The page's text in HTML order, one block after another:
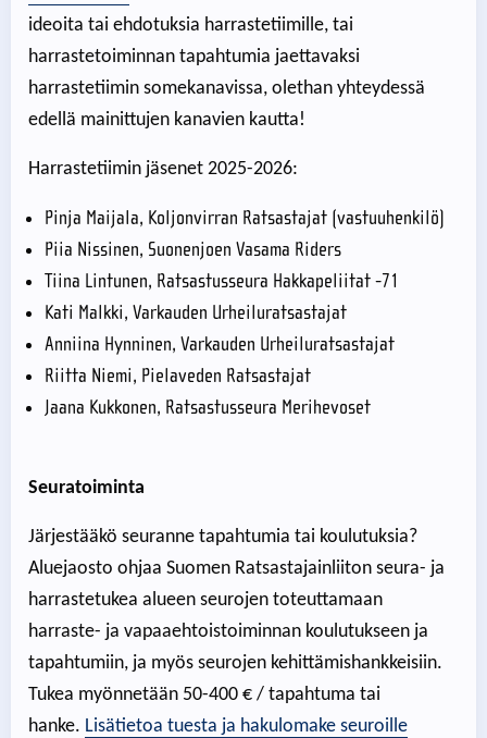
ideoita tai ehdotuksia harrastetiimille, tai
harrastetoiminnan tapahtumia jaettavaksi
harrastetiimin somekanavissa, olethan yhteydessä
edellä mainittujen kanavien kautta!
Harrastetiimin jäsenet 2025-2026:
Pinja Maijala, Koljonvirran Ratsastajat (vastuuhenkilö)
Piia Nissinen, Suonenjoen Vasama Riders
Tiina Lintunen, Ratsastusseura Hakkapeliitat -71
Kati Malkki, Varkauden Urheiluratsastajat
Anniina Hynninen, Varkauden Urheiluratsastajat
Riitta Niemi, Pielaveden Ratsastajat
Jaana Kukkonen, Ratsastusseura Merihevoset
Seuratoiminta
Järjestääkö seuranne tapahtumia tai koulutuksia?
Aluejaosto ohjaa Suomen Ratsastajainliiton seura- ja
harrastetukea alueen seurojen toteuttamaan
harraste- ja vapaaehtoistoiminnan koulutukseen ja
tapahtumiin, ja myös seurojen kehittämishankkeisiin.
Tukea myönnetään 50-400 € / tapahtuma tai
hanke. Lisätietoa tuesta ja hakulomake seuroille